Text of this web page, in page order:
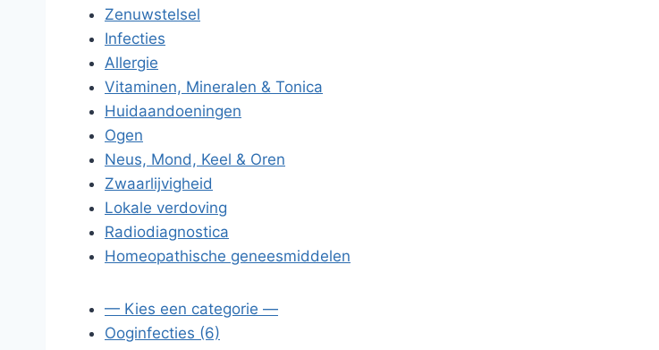
Zenuwstelsel
Infecties
Allergie
Vitaminen, Mineralen & Tonica
Huidaandoeningen
Ogen
Neus, Mond, Keel & Oren
Zwaarlijvigheid
Lokale verdoving
Radiodiagnostica
Homeopathische geneesmiddelen
— Kies een categorie —
Ooginfecties (6)